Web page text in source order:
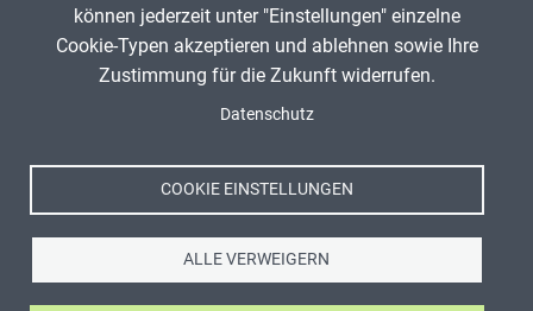
Spenden
Impressum
können jederzeit unter "Einstellungen" einzelne
Cookie-Typen akzeptieren und ablehnen sowie Ihre
Zustimmung für die Zukunft widerrufen.
Datenschutz
COOKIE EINSTELLUNGEN
ALLE VERWEIGERN